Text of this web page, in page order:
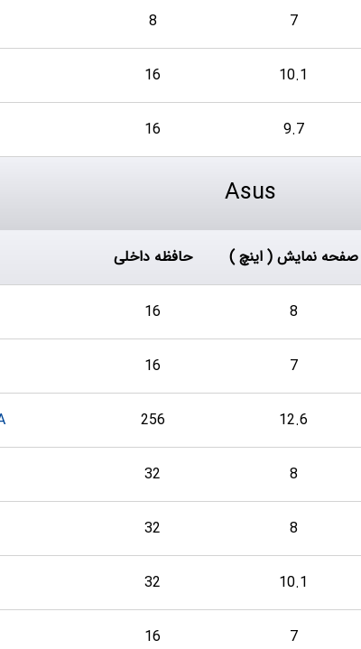
8 7
16 10.1
16 9.7
Asus
حافظه داخلی صفحه نمایش ( اینچ )
16 8
16 7
256 12.6
32 8
32 8
32 10.1
16 7